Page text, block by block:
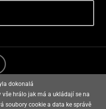
dokonalá
hrálo jak má a ukládají se na
soubory cookie a data ke správě